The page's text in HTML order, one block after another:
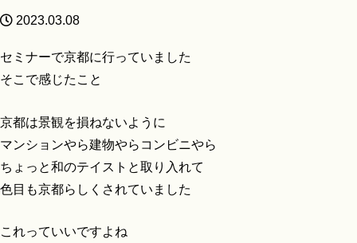
2023.03.08
セミナーで京都に行っていました
そこで感じたこと
京都は景観を損ねないように
マンションやら建物やらコンビニやら
ちょっと和のテイストと取り入れて
色目も京都らしくされていました
これっていいですよね